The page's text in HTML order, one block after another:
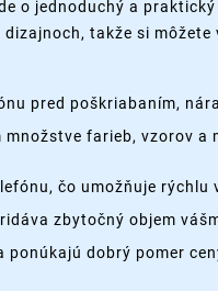
o jednoduchý a
takže si
pred poškriabaním,
farieb, vzorov
čo umožňuje rýchlu
zbytočný objem
dobrý pomer